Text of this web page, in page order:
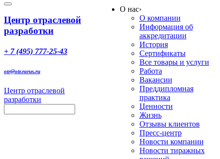
Toggle
Центр отраслевой
разработки
+ 7 (495) 777-25-43
otr@otr.rarus.ru
Центр отраслевой
разработки
О нас›
О компании
Информация об
аккредитации
История
Сертификаты
Все товары и услуги
Работа
Вакансии
Преддипломная
практика
Ценности
Жизнь
Отзывы клиентов
Пресс-центр
Новости компании
Новости тиражных